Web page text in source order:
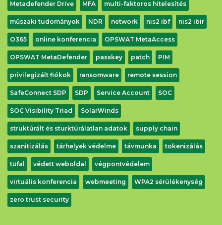
Metadefender Drive MFA multi-faktoros hitelesítés
műszaki tudományok NDR network nis2 ibf nis2 ibir
O365 online konferencia OPSWAT MetaAccess
OPSWAT MetaDefender passkey patch PIM
privilegizált fiókok ransomware remote session
SafeConnect SDP SDP Service Account SOC
SOC Visibility Triad SolarWinds
struktúrált és sturktúrálatlan adatok supply chain
szanitizálás tárhelyek védelme távmunka tokenizálás
tűfal védett weboldal végpontvédelem
virtuális konferencia webmeeting WPA2 sérülékenység
zero trust security